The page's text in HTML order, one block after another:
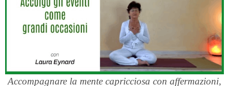
Accompagnare la mente capricciosa con affermazioni,